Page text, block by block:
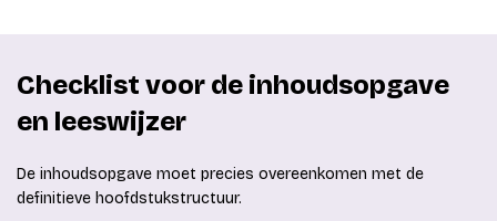
Checklist voor de inhoudsopgave
en leeswijzer
De inhoudsopgave moet precies overeenkomen met de
definitieve hoofdstukstructuur.